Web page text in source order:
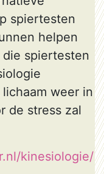
spiertesten
helpen
spiertesten
weer in
de stress zal
kinesiologie/